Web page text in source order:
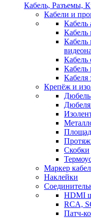
Кабель, Разъемы,
Кабели и
Кабель
Кабель
Кабель
Кабель
Кабеля
Крепёж и
Скобки
Маркер
Наклейки
HDMI
RCA,
Патч-